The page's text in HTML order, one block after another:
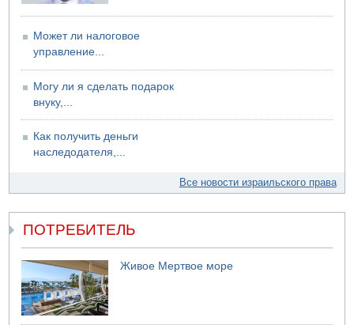
Может ли налоговое
управление...
Могу ли я сделать подарок
внуку,...
Как получить деньги
наследодателя,...
Все новости израильского права
ПОТРЕБИТЕЛЬ
Живое Мертвое море